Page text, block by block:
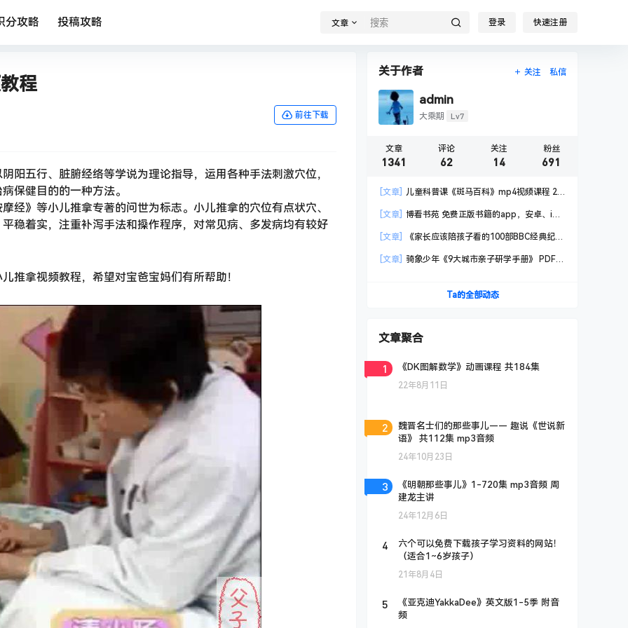
分攻略 投稿攻略 文章 登录 快速注册
程
前往下载
阳五行、脏腑经络等学说为理论指导，运用各种手法刺激穴位，
保健目的的一种方法。
经》等小儿推拿专著的问世为标志。小儿推拿的穴位有点状穴、
稳着实，注重补泻手法和操作程序，对常见病、多发病均有较好
推拿视频教程，希望对宝爸宝妈们有所帮助！
关于作者 关注 私信
admin
大乘期 Lv7
文章
1341
评论
62
关注
14
粉丝
691
[文章]
儿童科普课《斑马百科》mp4视频课程 20
[文章]
博看书苑 免费正版书籍的app，安卓、iOS
[文章]
《家长应该陪孩子看的100部BBC经典纪录
[文章]
骑象少年《9大城市亲子研学手册》 PDF格
Ta的全部动态
文章聚合
1 《DK图解数学》动画课程 共184集
22年8月11日
2
魏晋名士们的那些事儿—— 趣说《世说新
语》 共112集 mp3音频
24年10月23日
3
《明朝那些事儿》1-720集 mp3音频 周
建龙主讲
24年12月6日
4
六个可以免费下载孩子学习资料的网站！
（适合1~6岁孩子）
21年8月4日
5
《亚克迪YakkaDee》英文版1-5季 附音
频